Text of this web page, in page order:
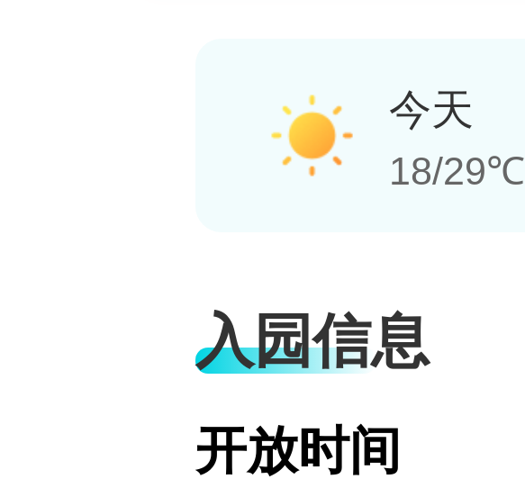
今天
18/29℃
入园信息
开放时间